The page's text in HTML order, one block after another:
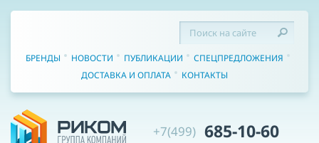
БРЕНДЫ НОВОСТИ ПУБЛИКАЦИИ
СПЕЦПРЕДЛОЖЕНИЯ
ДОСТАВКА И ОПЛАТА
КОНТАКТЫ
+7(499) 685-10-60